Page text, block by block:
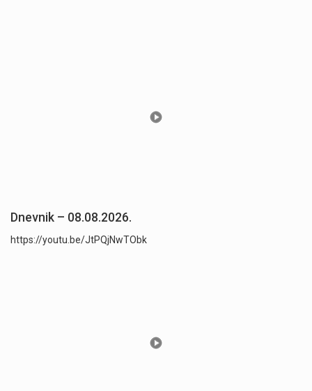
Dnevnik – 08.08.2026.
https://youtu.be/JtPQjNwTObk